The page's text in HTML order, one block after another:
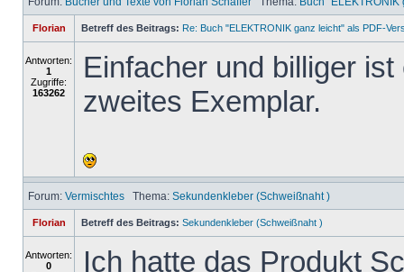
Florian Betreff des Beitrags: Re: Buch "ELEKTRONIK ganz leicht" als PDF-
Antworten:
1
Zugriffe:
163262
Einfacher und billiger
zweites Exemplar.
Forum: Vermischtes Thema: Sekundenkleber (Schweißnaht )
Florian Betreff des Beitrags: Sekundenkleber (Schweißnaht )
Antworten:
0
Ich hatte das Produkt